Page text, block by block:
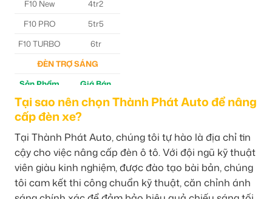
F10 New
4tr2
F10 PRO
5tr5
F10 TURBO
6tr
ĐÈN TRỢ SÁNG
Sản Phẩm
Giá Bán
M30 Ultra
4tr5
Aozoom EX3
Tại sao nên chọn Thành Phát Auto để nâng
cấp đèn xe?
Tại Thành Phát Auto, chúng tôi tự hào là địa chỉ tin
cậy cho việc nâng cấp đèn ô tô. Với đội ngũ kỹ thuật
viên giàu kinh nghiệm, được đào tạo bài bản, chúng
tôi cam kết thi công chuẩn kỹ thuật, căn chỉnh ánh